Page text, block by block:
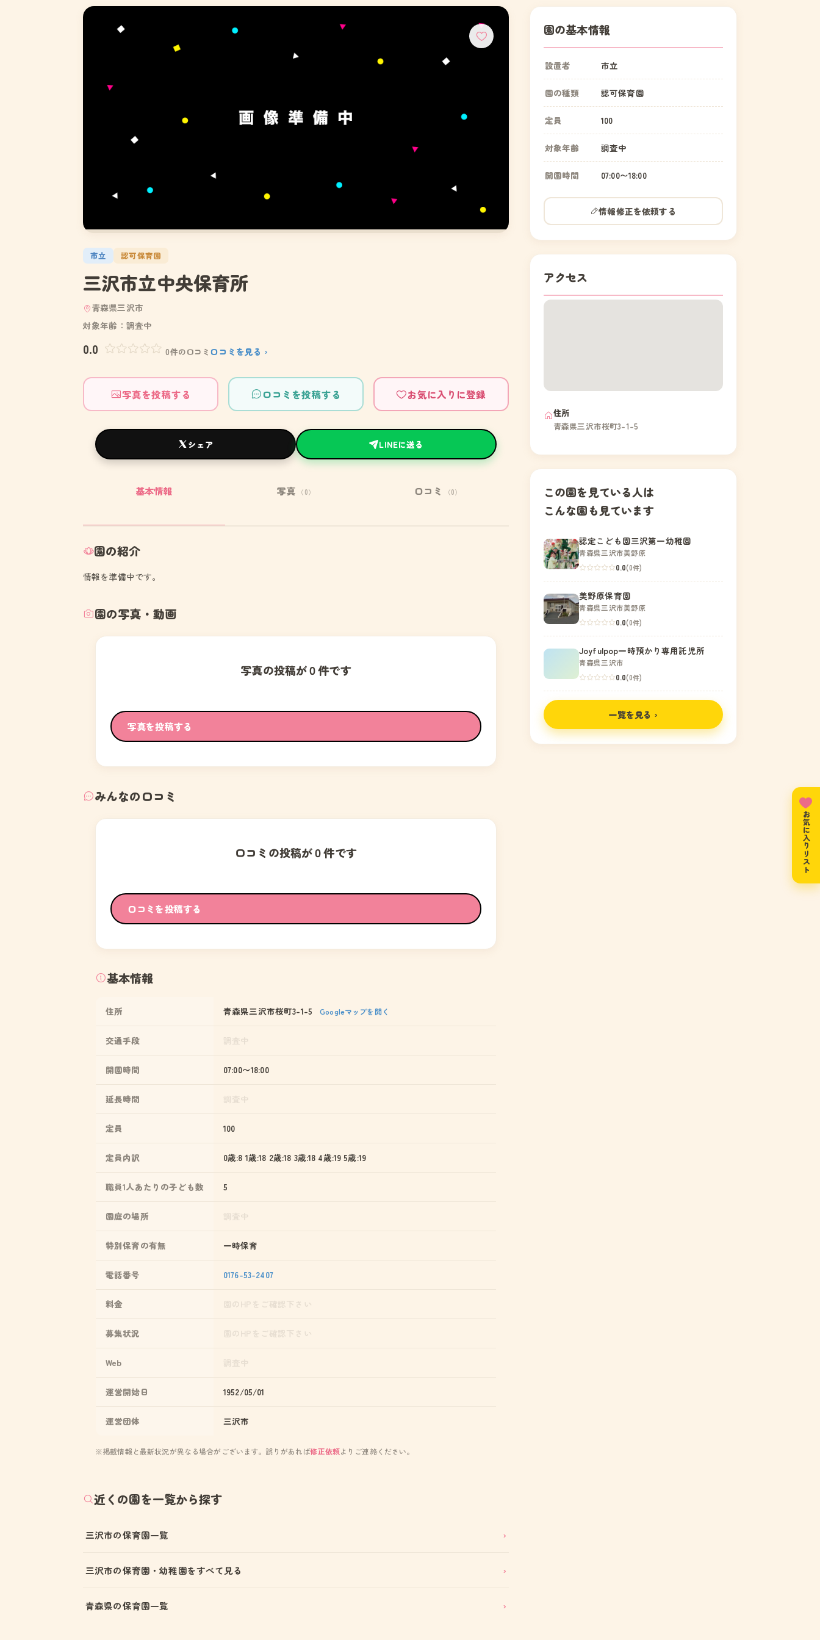
市立 認可保育園
三沢市立中央保育所
青森県三沢市
対象年齢：調査中
0.0 0件の口コミ 口コミを見る ›
写真を投稿する 口コミを投稿する お気に入りに登録
シェア LINEに送る
基本情報 写真 （0） 口コミ （0）
園の紹介
情報を準備中です。
園の写真・動画
写真の投稿が０件です
写真を投稿する
みんなの口コミ
口コミの投稿が０件です
口コミを投稿する
基本情報
住所 青森県三沢市桜町3-1-5 Googleマップを開く
交通手段
開園時間 07:00〜18:00
延長時間
定員 100
定員内訳 0歳:8 1歳:18 2歳:18 3歳:18 4歳:19 5歳:19
職員1人あたりの子ども数 5
園庭の場所
特別保育の有無 一時保育
電話番号 0176-53-2407
料金
募集状況
Web
運営開始日 1952/05/01
運営団体 三沢市
※掲載情報と最新状況が異なる場合がございます。誤りがあれば修正依頼よりご連絡ください。
近くの園を一覧から探す
三沢市の保育園一覧
三沢市の保育園・幼稚園をすべて見る
青森県の保育園一覧
園の基本情報
設置者 市立
園の種類 認可保育園
定員 100
対象年齢 調査中
開園時間 07:00〜18:00
情報修正を依頼する
アクセス
住所
青森県三沢市桜町3-1-5
この園を見ている人は
こんな園も見ています
認定こども園三沢第一幼稚園
青森県三沢市美野原
0.0(0件)
美野原保育園
青森県三沢市美野原
0.0(0件)
Joyfulpop一時預かり専用託児所
青森県三沢市
0.0(0件)
一覧を見る ›
お気に入りリスト